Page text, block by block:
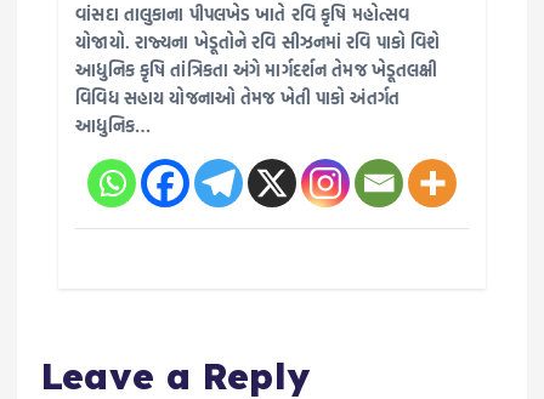
વાંસદા તાલુકાના પીપલખેડ ખાતે રવિ કૃષિ મહોત્સવ
યોજાયો. રાજ્યના ખેડૂતોને રવિ સીઝનમાં રવિ પાકો વિશે
આધુનિક કૃષિ તાંત્રિકતા અંગે માર્ગદર્શન તેમજ ખેડૂતલક્ષી
વિવિધ સહાય યોજનાઓ તેમજ ખેતી પાકો અંતર્ગત
આધુનિક…
Leave a Reply